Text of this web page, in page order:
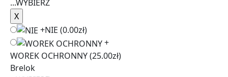
...WYBIERZ
+NIE (0.00zł)
+
WOREK OCHRONNY(25.00zł)
Brelok